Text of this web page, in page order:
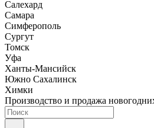
Салехард
Самара
Симферополь
Сургут
Томск
Уфа
Ханты-Мансийск
Южно Сахалинск
Химки
Производство и продажа